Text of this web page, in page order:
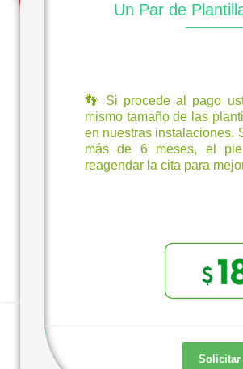
Un Par de
👣 Si procede al pago
mismo tamaño de las
en nuestras instalaciones.
más de 6 meses, el
reagendar la cita para
Solicitar